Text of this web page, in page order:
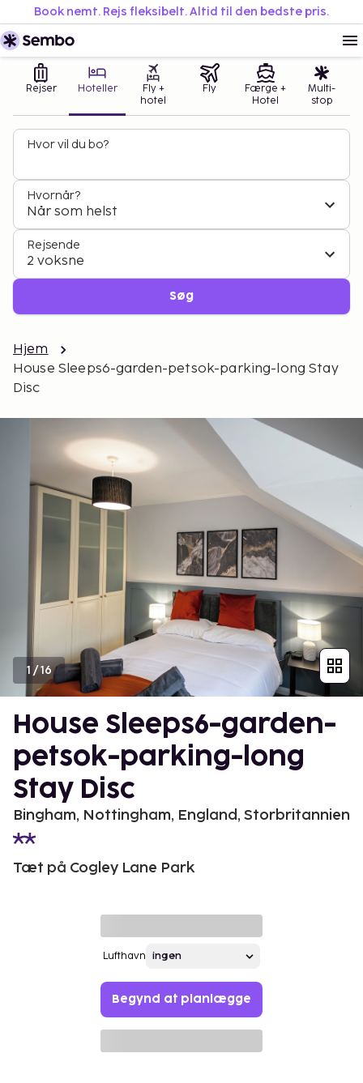
Book nemt. Rejs fleksibelt. Altid til den bedste pris.
Rejser Hoteller
Fly +
hotel
Fly
Færge +
Hotel
Multi-
stop
Hvor vil du bo?
Hvornår?
Når som helst
Rejsende
2 voksne
Søg
Hjem
House Sleeps6-garden-petsok-parking-long Stay
Disc
1 /16
House Sleeps6-garden-
petsok-parking-long
Stay Disc
Bingham, Nottingham, England, Storbritannien
Tæt på Cogley Lane Park
Lufthavn
Begynd at planlægge